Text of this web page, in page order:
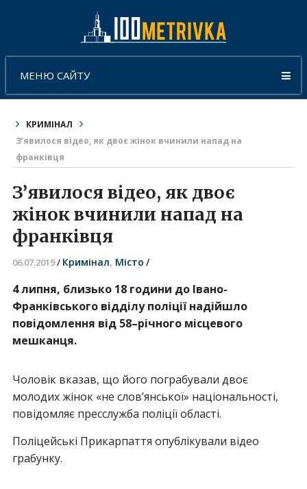
МЕНЮ САЙТУ
КРИМІНАЛ
З’явилося відео, як двоє жінок вчинили напад на
франківця
З’явилося відео, як двоє
жінок вчинили напад на
франківця
06.07.2019/ Кримінал, Місто /
4 липня, близько 18 години до Івано-
Франківського відділу поліції надійшло
повідомлення від 58–річного місцевого
мешканця.
Чоловік вказав, що його пограбували двоє
молодих жінок «не слов’янської» національності,
повідомляє пресслужба поліції області.
Поліцейські Прикарпаття опублікували відео
грабунку.